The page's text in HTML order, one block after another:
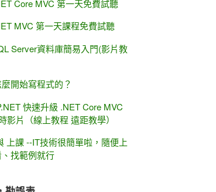
Core MVC 第一天免費試聽
MVC 第一天課程免費試聽
Server資料庫簡易入門(影片教
開始寫程式的？
快速升級 .NET Core MVC
影片（線上教程 遠距教學）
上課 --IT技術很簡單啦，隨便上
找範例就行